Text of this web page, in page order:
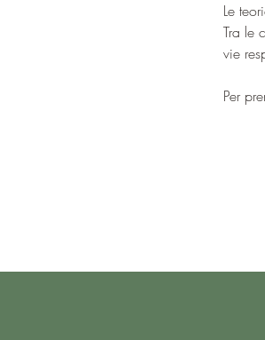
Le
Tra le
vie
Per